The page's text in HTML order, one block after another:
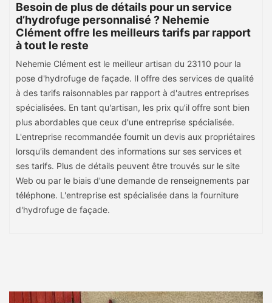
Besoin de plus de détails pour un service
d’hydrofuge personnalisé ? Nehemie
Clément offre les meilleurs tarifs par rapport
à tout le reste
Nehemie Clément est le meilleur artisan du 23110 pour la
pose d'hydrofuge de façade. Il offre des services de qualité
à des tarifs raisonnables par rapport à d'autres entreprises
spécialisées. En tant qu'artisan, les prix qu’il offre sont bien
plus abordables que ceux d'une entreprise spécialisée.
L'entreprise recommandée fournit un devis aux propriétaires
lorsqu'ils demandent des informations sur ses services et
ses tarifs. Plus de détails peuvent être trouvés sur le site
Web ou par le biais d'une demande de renseignements par
téléphone. L'entreprise est spécialisée dans la fourniture
d'hydrofuge de façade.